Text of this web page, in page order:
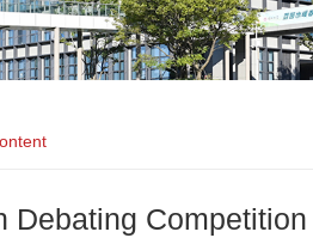
Debating